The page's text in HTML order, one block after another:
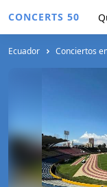
CONCERTS 50
Ecuador Conciertos